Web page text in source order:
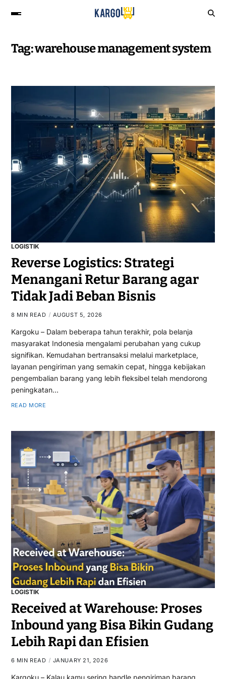
Tag:warehouse management system
LOGISTIK
Reverse Logistics: Strategi
Menangani Retur Barang agar
Tidak Jadi Beban Bisnis
8 MIN READ AUGUST 5, 2026
Kargoku – Dalam beberapa tahun terakhir, pola belanja
masyarakat Indonesia mengalami perubahan yang cukup
signifikan. Kemudahan bertransaksi melalui marketplace,
layanan pengiriman yang semakin cepat, hingga kebijakan
pengembalian barang yang lebih fleksibel telah mendorong
peningkatan…
READ MORE
LOGISTIK
Received at Warehouse: Proses
Inbound yang Bisa Bikin Gudang
Lebih Rapi dan Efisien
6 MIN READ JANUARY 21, 2026
Kargoku – Kalau kamu sering handle pengiriman barang